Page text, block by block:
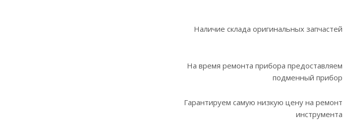
Наличие склада оригинальных запчастей
На время ремонта прибора предоставляем
подменный прибор
Гарантируем самую низкую цену на ремонт
инструмента